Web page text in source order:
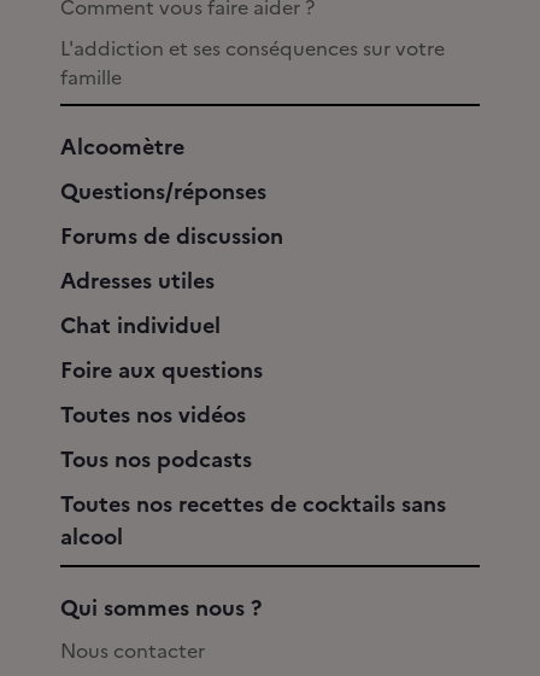
Comment vous faire aider ?
L'addiction et ses conséquences sur votre
famille
Alcoomètre
Questions/réponses
Forums de discussion
Adresses utiles
Chat individuel
Foire aux questions
Toutes nos vidéos
Tous nos podcasts
Toutes nos recettes de cocktails sans
alcool
Qui sommes nous ?
Nous contacter